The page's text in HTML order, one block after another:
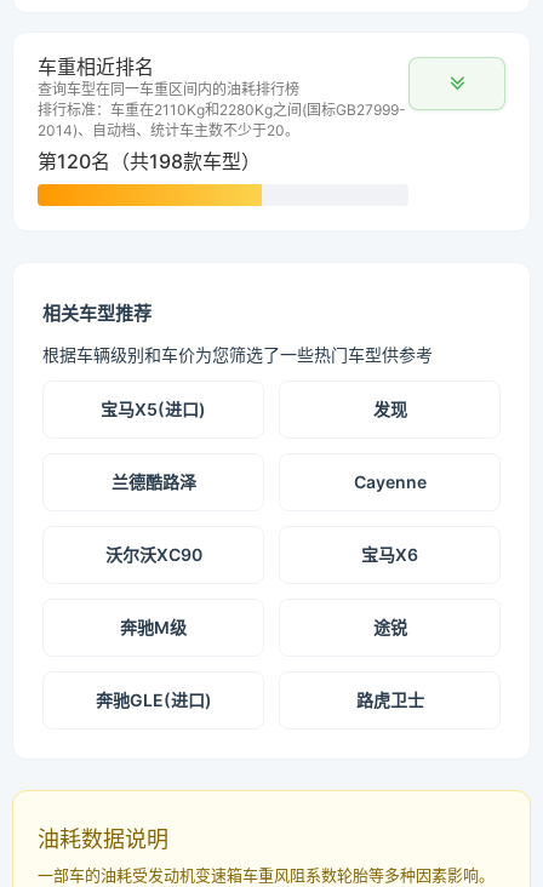
车重相近排名
查询车型在同一车重区间内的油耗排行榜
排行标准：车重在2110Kg和2280Kg之间(国标GB27999-
2014)、自动档、统计车主数不少于20。
第120名（共198款车型）
相关车型推荐
根据车辆级别和车价为您筛选了一些热门车型供参考
宝马X5(进口) 发现
兰德酷路泽 Cayenne
沃尔沃XC90 宝马X6
奔驰M级 途锐
奔驰GLE(进口) 路虎卫士
油耗数据说明
一部车的油耗受发动机变速箱车重风阻系数轮胎等多种因素影响。